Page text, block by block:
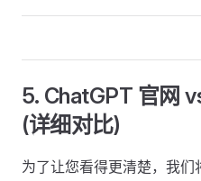
5. ChatGPT 官网
(详细对比)
为了让您看得更清楚，我